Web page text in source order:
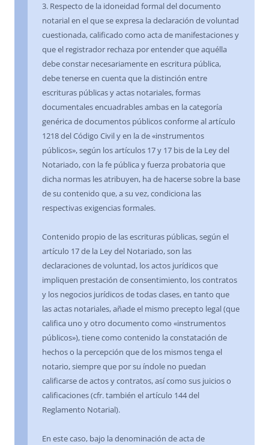
3. Respecto de la idoneidad formal del documento
notarial en el que se expresa la declaración de voluntad
cuestionada, calificado como acta de manifestaciones y
que el registrador rechaza por entender que aquélla
debe constar necesariamente en escritura pública,
debe tenerse en cuenta que la distinción entre
escrituras públicas y actas notariales, formas
documentales encuadrables ambas en la categoría
genérica de documentos públicos conforme al artículo
1218 del Código Civil y en la de «instrumentos
públicos», según los artículos 17 y 17 bis de la Ley del
Notariado, con la fe pública y fuerza probatoria que
dicha normas les atribuyen, ha de hacerse sobre la base
de su contenido que, a su vez, condiciona las
respectivas exigencias formales.
Contenido propio de las escrituras públicas, según el
artículo 17 de la Ley del Notariado, son las
declaraciones de voluntad, los actos jurídicos que
impliquen prestación de consentimiento, los contratos
y los negocios jurídicos de todas clases, en tanto que
las actas notariales, añade el mismo precepto legal (que
califica uno y otro documento como «instrumentos
públicos»), tiene como contenido la constatación de
hechos o la percepción que de los mismos tenga el
notario, siempre que por su índole no puedan
calificarse de actos y contratos, así como sus juicios o
calificaciones (cfr. también el artículo 144 del
Reglamento Notarial).
En este caso, bajo la denominación de acta de